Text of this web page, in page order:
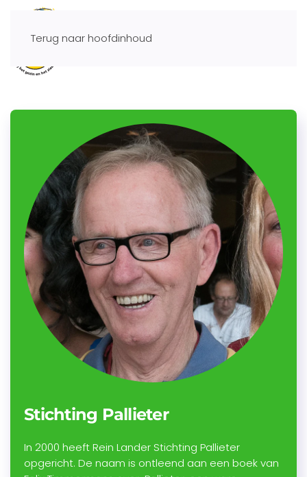
Terug naar hoofdinhoud
Stichting Pallieter
In 2000 heeft Rein Lander Stichting Pallieter
opgericht. De naam is ontleend aan een boek van